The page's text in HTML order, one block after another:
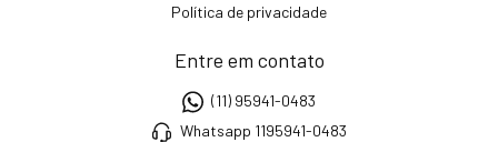
Política de privacidade
Entre em contato
(11) 95941-0483
Whatsapp 1195941-0483